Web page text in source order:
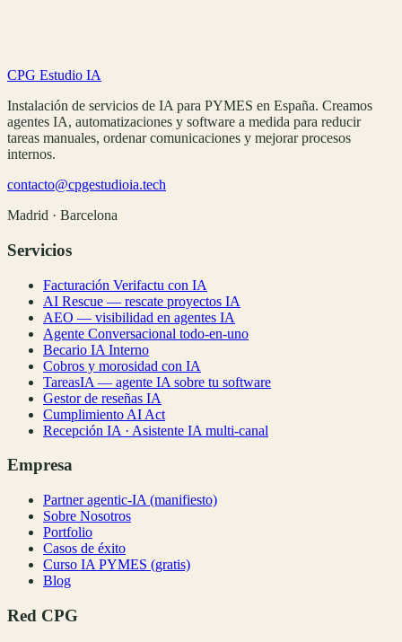
CPG Estudio IA
Instalación de servicios de IA para PYMES en España. Creamos
agentes IA, automatizaciones y software a medida para reducir
tareas manuales, ordenar comunicaciones y mejorar procesos
internos.
contacto@cpgestudioia.tech
Madrid · Barcelona
Servicios
Facturación Verifactu con IA
AI Rescue — rescate proyectos IA
AEO — visibilidad en agentes IA
Agente Conversacional todo-en-uno
Becario IA Interno
Cobros y morosidad con IA
TareasIA — agente IA sobre tu software
Gestor de reseñas IA
Cumplimiento AI Act
Recepción IA · Asistente IA multi-canal
Empresa
Partner agentic-IA (manifiesto)
Sobre Nosotros
Portfolio
Casos de éxito
Curso IA PYMES (gratis)
Blog
Red CPG